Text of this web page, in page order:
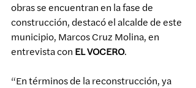
obras se encuentran en la fase de
construcción, destacó el alcalde de este
municipio, Marcos Cruz Molina, en
entrevista con EL VOCERO.
“En términos de la reconstrucción, ya